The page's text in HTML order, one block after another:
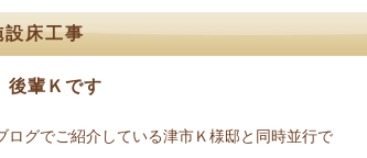
設床工事
後輩Ｋです
ログでご紹介している津市Ｋ様邸と同時並行で